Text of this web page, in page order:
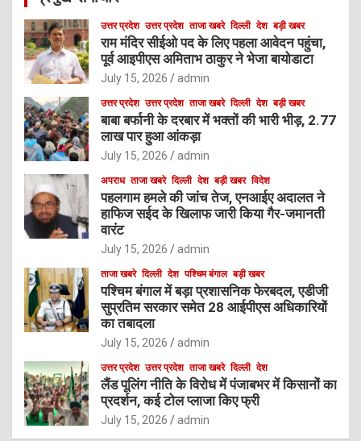
उत्तर प्रदेश उत्तर प्रदेश ताजा खबरे दिल्ली देश बड़ी खबर
राम मंदिर सीईओ पद के लिए पहला आवेदन पहुंचा,
पूर्व आइपीएस अमिताभ ठाकुर ने भेजा बायोडाटा
July 15, 2026 admin
उत्तर प्रदेश उत्तर प्रदेश ताजा खबरे दिल्ली देश बड़ी खबर
बाबा बर्फानी के दरबार में भक्तों की भारी भीड़, 2.77
लाख पार हुआ आंकड़ा
July 15, 2026 admin
अपराध ताजा खबरे दिल्ली देश बड़ी खबर विदेश
पहलगाम हमले की जांच तेज, एनआईए अदालत ने
हाफिज सईद के खिलाफ जारी किया गैर-जमानती
वारंट
July 15, 2026 admin
ताजा खबरे दिल्ली देश पश्चिम बंगाल बड़ी खबर
पश्चिम बंगाल में बड़ा प्रशासनिक फेरबदल, एडीजी
सुप्रतिम सरकार समेत 28 आईपीएस अधिकारियों
का तबादला
July 15, 2026 admin
उत्तर प्रदेश उत्तर प्रदेश ताजा खबरे दिल्ली देश
लैंड पूलिंग नीति के विरोध में पंजाबभर में किसानों का
प्रदर्शन, कई टोल प्लाजा किए फ्री
July 15, 2026 admin